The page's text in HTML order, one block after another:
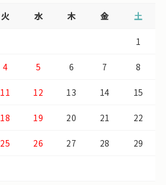
火 水 木 金 土
1
4 5 6 7 8
11 12 13 14 15
18 19 20 21 22
25 26 27 28 29